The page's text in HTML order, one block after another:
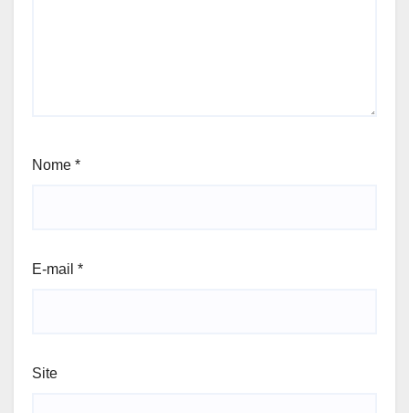
Nome *
E-mail *
Site